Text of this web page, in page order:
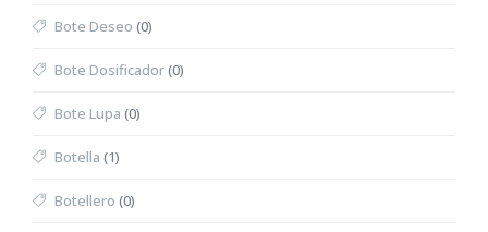
Bote Deseo (0)
Bote Dosificador(0)
Bote Lupa (0)
Botella (1)
Botellero (0)